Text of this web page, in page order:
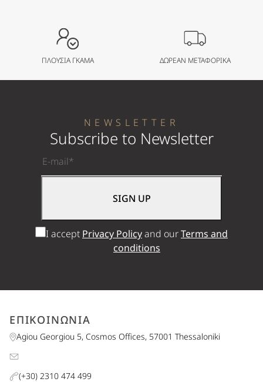
ΠΛΟΥΣΙΑ ΓΚΑΜΑ ΔΩΡΕΑΝ ΜΕΤΑΦΟΡΙΚΑ
NEWSLETTER
Subscribe to Newsletter
I accept Privacy Policyand ourTerms and
conditions
ΕΠΙΚΟΙΝΩΝΙΑ
Agiou Georgiou 5, Cosmos Offices, 57001 Thessaloniki
(+30) 2310 474 499